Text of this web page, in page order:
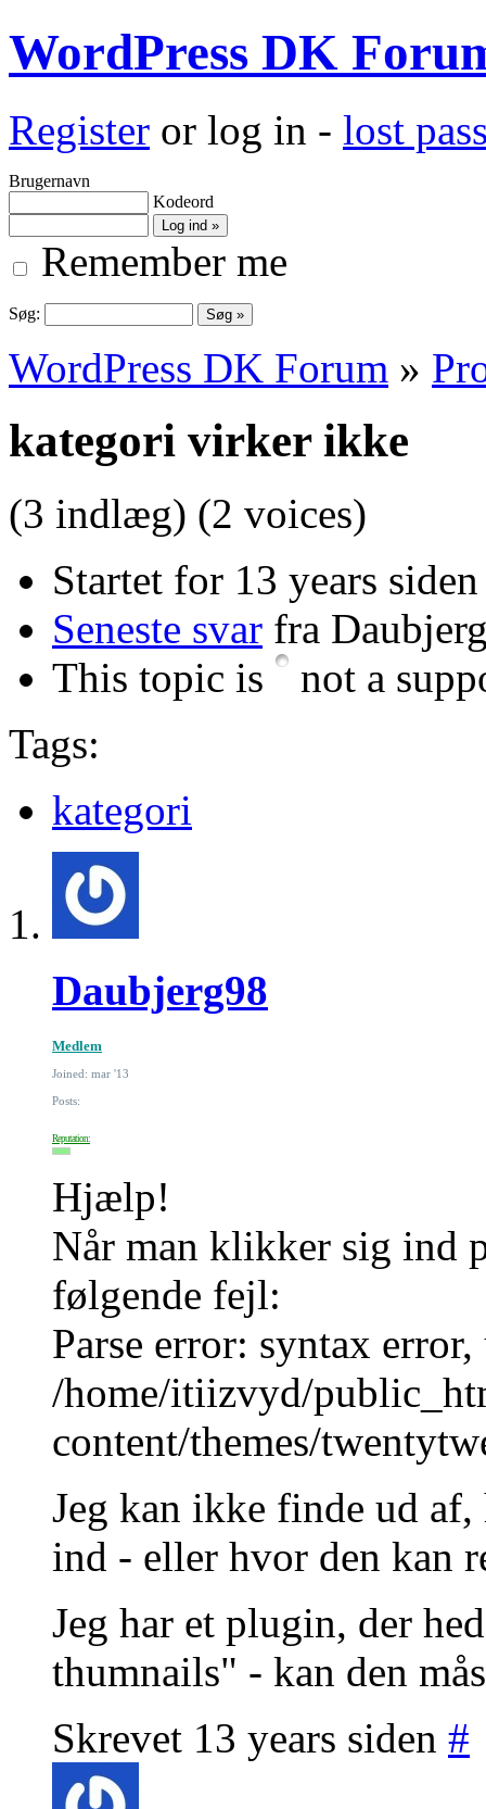
WordPress DK
Register or log in - lost
Brugernavn
Kodeord
Remember me
Søg:
WordPress DK Forum »
kategori virker ikke
(3 indlæg) (2 voices)
Startet for 13 years
Seneste svar fra
This topic is
not a
Tags:
kategori
Daubjerg98
Medlem
Joined: mar '13
Posts:
Reputation:
Hjælp!
Når man klikker sig ind
følgende fejl:
Parse error: syntax
/home/itiizvyd/
content/themes/
Jeg kan ikke finde ud
ind - eller hvor den kan
Jeg har et plugin, der
thumnails" - kan den
Skrevet 13 years siden #